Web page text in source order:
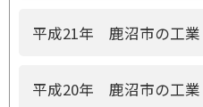
平成21年 鹿沼市の工業
平成20年 鹿沼市の工業